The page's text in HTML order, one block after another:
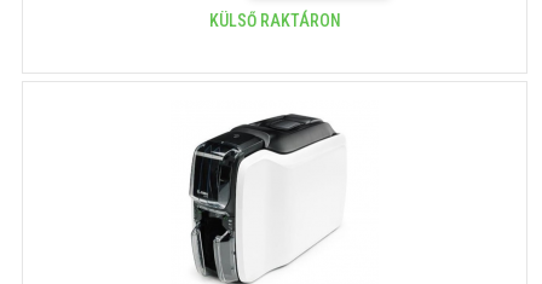
KÜLSŐ RAKTÁRON